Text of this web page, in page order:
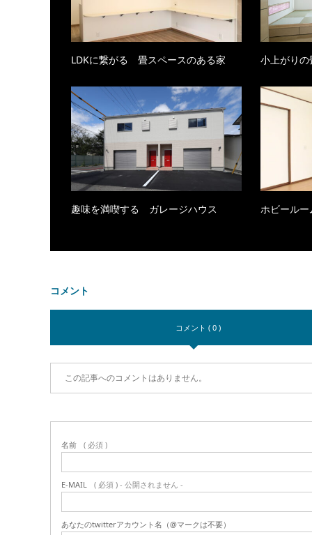
LDKに繋がる 畳スペースのある家 小上がり
趣味を満喫する ガレージハウス ホビール
コメント
コメント ( 0 )
この記事へのコメントはありません。
名前 ( 必須 )
E-MAIL ( 必須 ) - 公開されません -
あなたのtwitterアカウント名（@マークは不要）